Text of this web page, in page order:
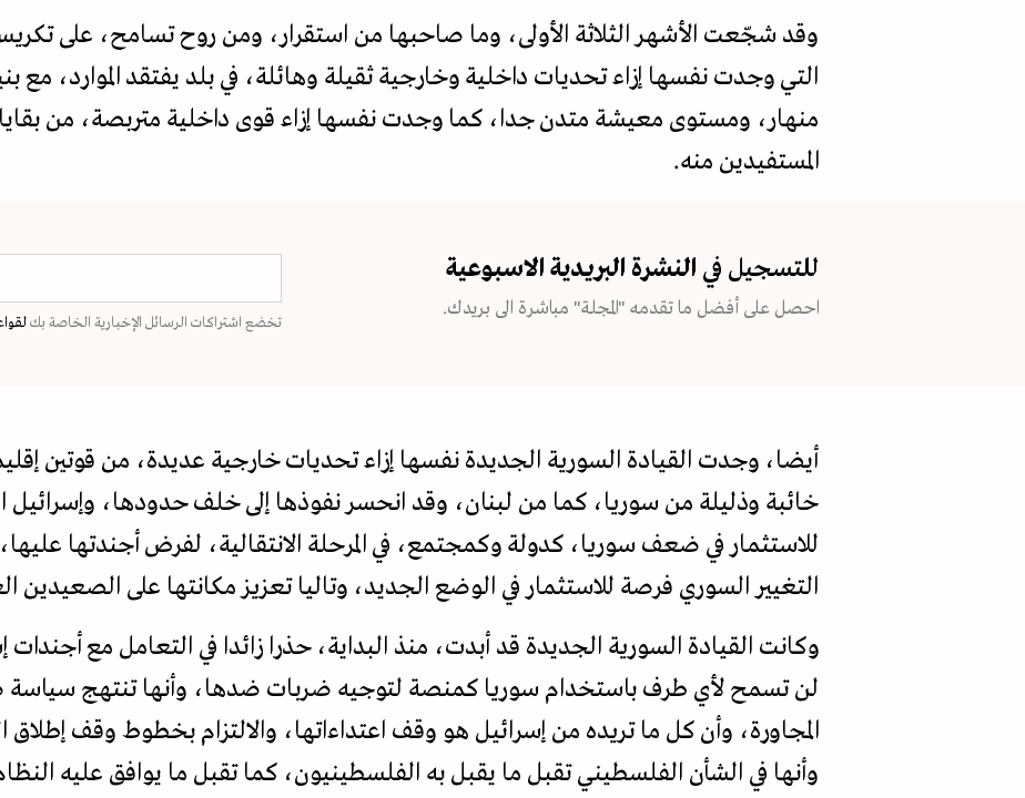
وقد شجّعت الأشهر الثلاثة الأولى، وما صاحبها من استقرار، ومن روح تسامح، على تكريس
التي وجدت نفسها إزاء تحديات داخلية وخارجية ثقيلة وهائلة، في بلد يفتقد الموارد، مع
منهار، ومستوى معيشة متدن جدا، كما وجدت نفسها إزاء قوى داخلية متربصة، من
المستفيدين منه.
للتسجيل في النشرة البريدية الاسبوعية
احصل على أفضل ما تقدمه "المجلة" مباشرة الى بريدك.
تخضع اشتراكات الرسائل الإخبارية الخاصة بك
أيضا، وجدت القيادة السورية الجديدة نفسها إزاء تحديات خارجية عديدة، من قوتين
خائبة وذليلة من سوريا، كما من لبنان، وقد انحسر نفوذها إلى خلف حدودها، وإسرائيل
للاستثمار في ضعف سوريا، كدولة وكمجتمع، في المرحلة الانتقالية، لفرض أجندتها
التغيير السوري فرصة للاستثمار في الوضع الجديد، وتاليا تعزيز مكانتها على الصعيدين
وكانت القيادة السورية الجديدة قد أبدت، منذ البداية، حذرا زائدا في التعامل مع أجندات
لن تسمح لأي طرف باستخدام سوريا كمنصة لتوجيه ضربات ضدها، وأنها تنتهج
وأنها في الشأن الفلسطيني تقبل ما يقبل به الفلسطينيون، كما تقبل ما يوافق عليه